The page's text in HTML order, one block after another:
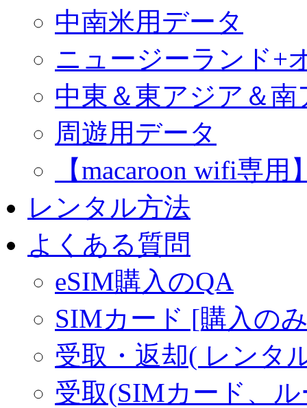
中南米用データ
ニュージーランド+
中東＆東アジア＆
周遊用データ
【macaroon wifi専
レンタル方法
よくある質問
eSIM購入のQA
SIMカード [購入の
受取・返却( レンタ
受取(SIMカード、